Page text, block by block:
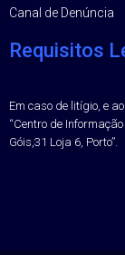
Canal de Denúncia
Requisitos
Em caso de litígio, e
“Centro de
Góis,31 Loja 6, Porto”.